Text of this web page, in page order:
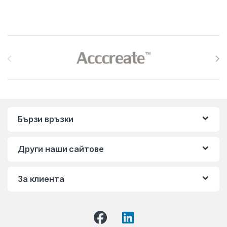
Бързи връзки
Други наши сайтове
За клиента